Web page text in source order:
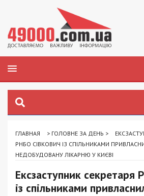
ГЛАВНАЯ > ГОЛОВНЕ ЗА ДЕНЬ >
РНБО СІВКОВИЧ ІЗ СПІЛЬНИКАМИ
НЕДОБУДОВАНУ ЛІКАРНЮ У КИЄВІ
Ексзаступник секретаря
із спільниками